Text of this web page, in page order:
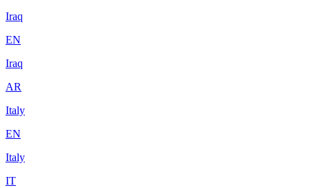
Iraq
EN
Iraq
AR
Italy
EN
Italy
IT